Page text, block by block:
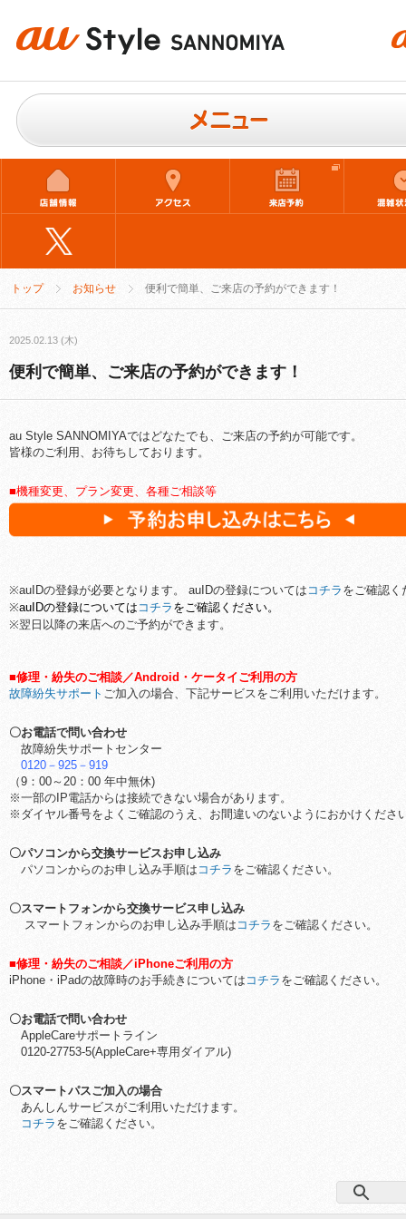
トップ お知らせ 便利で簡単、ご来店の予約ができます！
2025.02.13 (木)
便利で簡単、ご来店の予約ができます！
au Style SANNOMIYAではどなたでも、ご来店の予約が可能です。
皆様のご利用、お待ちしております。
■機種変更、プラン変更、各種ご相談等
※auIDの登録が必要となります。 auIDの登録については コチラ をご確認く
※auIDの登録については コチラ をご確認ください。
※翌日以降の来店へのご予約ができます。
■修理・紛失のご相談／Android・ケータイご利用の方
故障紛失サポート ご加入の場合、下記サービスをご利用いただけます。
〇お電話で問い合わせ
故障紛失サポートセンター
0120－925－919
（9：00～20：00 年中無休)
※一部のIP電話からは接続できない場合があります。
※ダイヤル番号をよくご確認のうえ、お間違いのないようにおかけくださ
〇パソコンから交換サービスお申し込み
パソコンからのお申し込み手順は コチラ をご確認ください。
〇スマートフォンから交換サービス申し込み
スマートフォンからのお申し込み手順は コチラ をご確認ください。
■修理・紛失のご相談／iPhoneご利用の方
iPhone・iPadの故障時のお手続きについては コチラ をご確認ください。
〇お電話で問い合わせ
AppleCareサポートライン
0120-27753-5(AppleCare+専用ダイアル)
〇スマートパスご加入の場合
あんしんサービスがご利用いただけます。
コチラ をご確認ください。